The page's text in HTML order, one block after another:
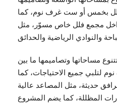
فلل بخمس أو ست غرف نوم، كما
مجمع فلل خاص مسوّر، مثل
مساحاتها وتصاميمها ما بين
لتلبي جميع الاحتياجات، كما
حديثة، مثل المصاعد عالية
المظللة، كما يضم المشروع